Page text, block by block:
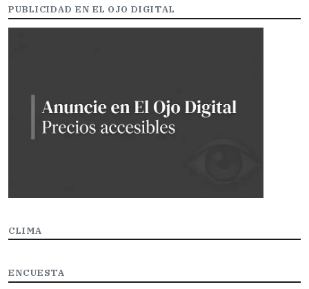
PUBLICIDAD EN EL OJO DIGITAL
CLIMA
ENCUESTA